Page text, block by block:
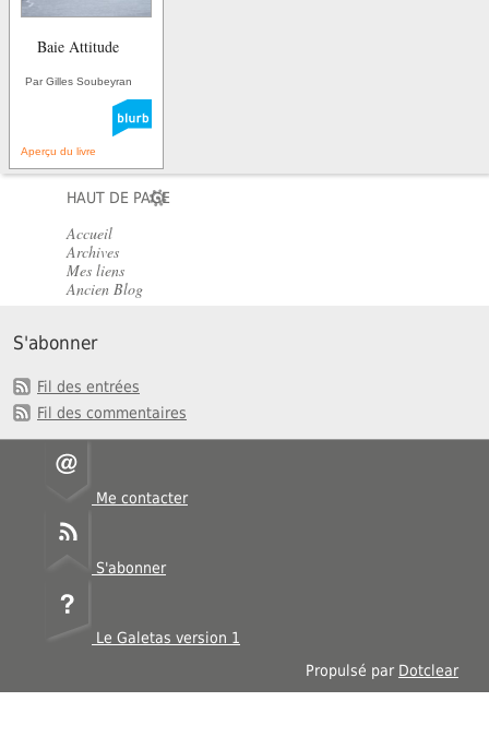
Baie Attitude
Par Gilles Soubeyran
Aperçu du livre
HAUT DE PAGE
Accueil
Archives
Mes liens
Ancien Blog
S'abonner
Fil des entrées
Fil des commentaires
Me contacter
S'abonner
Le Galetas version 1
Propulsé par Dotclear